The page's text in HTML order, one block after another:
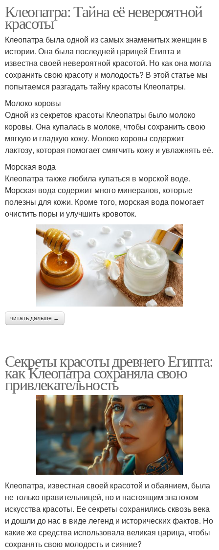
Клеопатра: Тайна её невероятной
красоты
Клеопатра была одной из самых знаменитых женщин в
истории. Она была последней царицей Египта и
известна своей невероятной красотой. Но как она могла
сохранить свою красоту и молодость? В этой статье мы
попытаемся разгадать тайну красоты Клеопатры.
Молоко коровы
Одной из секретов красоты Клеопатры было молоко
коровы. Она купалась в молоке, чтобы сохранить свою
мягкую и гладкую кожу. Молоко коровы содержит
лактозу, которая помогает смягчить кожу и увлажнять её.
Морская вода
Клеопатра также любила купаться в морской воде.
Морская вода содержит много минералов, которые
полезны для кожи. Кроме того, морская вода помогает
очистить поры и улучшить кровоток.
читать дальше →
Секреты красоты древнего Египта:
как Клеопатра сохраняла свою
привлекательность
Клеопатра, известная своей красотой и обаянием, была
не только правительницей, но и настоящим знатоком
искусства красоты. Ее секреты сохранились сквозь века
и дошли до нас в виде легенд и исторических фактов. Но
какие же средства использовала великая царица, чтобы
сохранять свою молодость и сияние?